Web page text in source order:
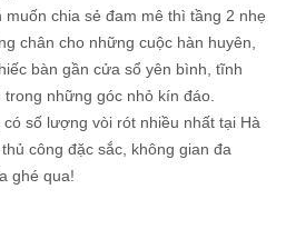
chia sẻ đam mê thì tầng 2 nhẹ
chân cho những cuộc hàn huyên,
bàn gần cửa sổ yên bình, tĩnh
những góc nhỏ kín đáo.
có số lượng vòi rót nhiều nhất tại Hà
công đặc sắc, không gian đa
ghé qua!